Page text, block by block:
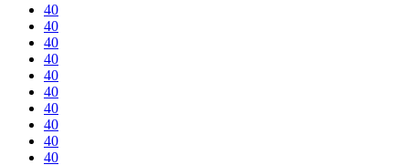
40
40
40
40
40
40
40
40
40
40